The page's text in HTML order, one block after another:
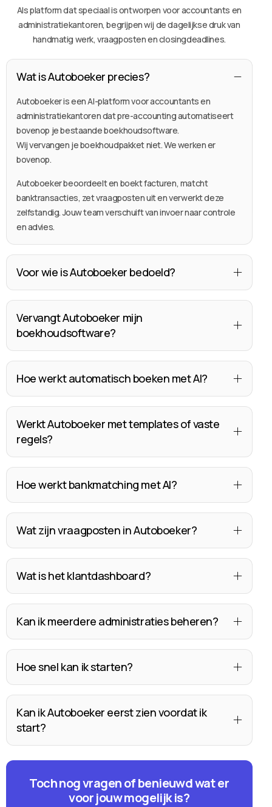
Alsplatformdatspeciaalisontworpen vooraccountants en
administratiekantoren, begrijpenwij dedagelijksedrukvan
handmatig werk, vraagpostenenclosingdeadlines.
Wat is Autoboeker precies?
Autoboeker is een AI-platform voor accountants en
administratiekantoren dat pre-accounting automatiseert
bovenop je bestaande boekhoudsoftware.
Wij vervangen je boekhoudpakket niet. We werken er
bovenop.
Autoboeker beoordeelt en boekt facturen, matcht
banktransacties, zet vraagposten uit en verwerkt deze
zelfstandig. Jouw team verschuift van invoer naar controle
en advies.
Voor wie is Autoboeker bedoeld?
Vervangt Autoboeker mijn
boekhoudsoftware?
Hoe werkt automatisch boeken met AI?
Werkt Autoboeker met templates of vaste
regels?
Hoe werkt bankmatching met AI?
Wat zijn vraagposten in Autoboeker?
Wat is het klantdashboard?
Kan ik meerdere administraties beheren?
Hoe snel kan ik starten?
Kan ik Autoboeker eerst zien voordat ik
start?
Toch nog vragen of benieuwd wat er
voor jouw mogelijk is?